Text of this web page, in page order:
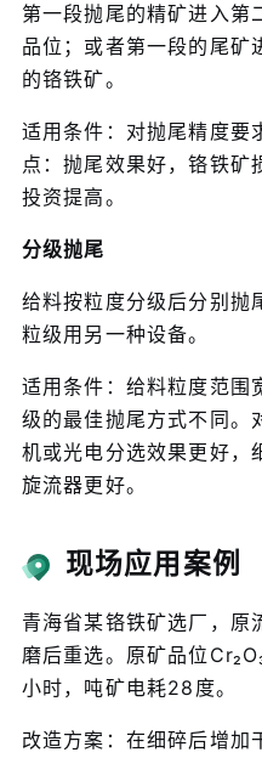
第一段抛尾的精矿进入第
品位；或者第一段的尾矿
的铬铁矿。
适用条件：对抛尾精度要
点：抛尾效果好，铬铁矿
投资提高。
分级抛尾
给料按粒度分级后分别抛
粒级用另一种设备。
适用条件：给料粒度范
级的最佳抛尾方式不同。
机或光电分选效果更好，
旋流器更好。
现场应用案例
青海省某铬铁矿选厂，原
磨后重选。原矿品位
小时，吨矿电耗28度。
改造方案：在细碎后增加